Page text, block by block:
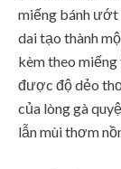
miếng bánh ướt
dai tạo thành
kèm theo miếng
được độ dẻo
của lòng gà
lẫn mùi thơm